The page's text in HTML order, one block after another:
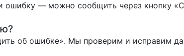
— можно сообщить через кнопку
об ошибке». Мы проверим и исправим